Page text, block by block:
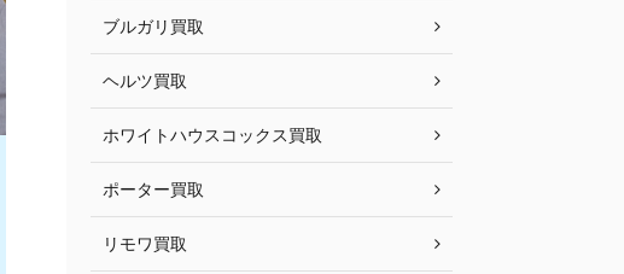
ブルガリ買取
ヘルツ買取
ホワイトハウスコックス買取
ポーター買取
リモワ買取